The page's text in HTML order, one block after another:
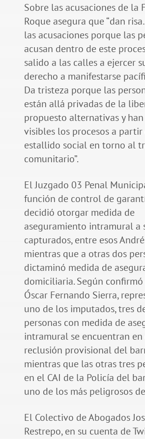
Sobre las acusaciones de la
Roque asegura que “dan
las acusaciones porque las
acusan dentro de este
salido a las calles a ejercer
derecho a manifestarse
Da tristeza porque las
están allá privadas de la
propuesto alternativas y
visibles los procesos a
estallido social en torno al
comunitario”.
El Juzgado 03 Penal
función de control de
decidió otorgar medida de
aseguramiento intramural a
capturados, entre esos
mientras que a otras dos
dictaminó medida de
domiciliaria. Según
Óscar Fernando Sierra,
uno de los imputados, tres
personas con medida de
intramural se encuentran
reclusión provisional del
mientras que las otras tres
en el CAI de la Policía del
uno de los más peligrosos
El Colectivo de Abogados
Restrepo, en su cuenta de